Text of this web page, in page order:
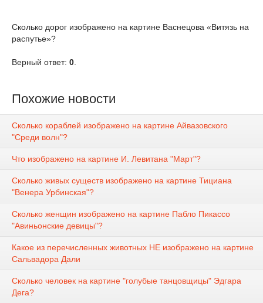
Сколько дорог изображено на картине Васнецова «Витязь на
распутье»?
Верный ответ: 0
Похожие новости
Сколько кораблей изображено на картине Айвазовского
"Среди волн"?
Что изображено на картине И. Левитана "Март"?
Сколько живых существ изображено на картине Тициана
"Венера Урбинская"?
Сколько женщин изображено на картине Пабло Пикассо
"Авиньонские девицы"?
Какое из перечисленных животных НЕ изображено на картине
Сальвадора Дали
Сколько человек на картине "голубые танцовщицы" Эдгара
Дега?